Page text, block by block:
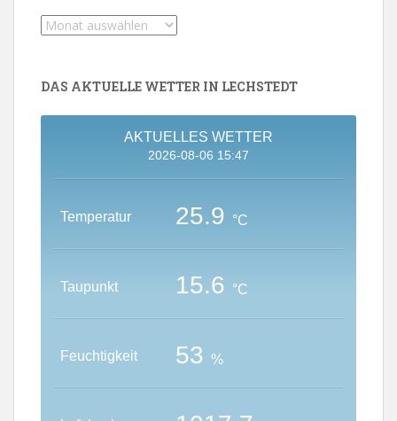
„Was
Aktuelles?“-
DAS AKTUELLE WETTER IN LECHSTEDT